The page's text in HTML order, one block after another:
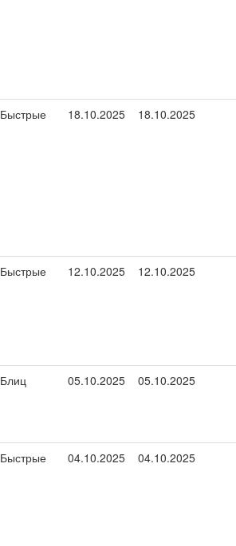
Быстрые 18.10.2025 18.10.2025
Быстрые 12.10.2025 12.10.2025
Блиц 05.10.2025 05.10.2025
Быстрые 04.10.2025 04.10.2025